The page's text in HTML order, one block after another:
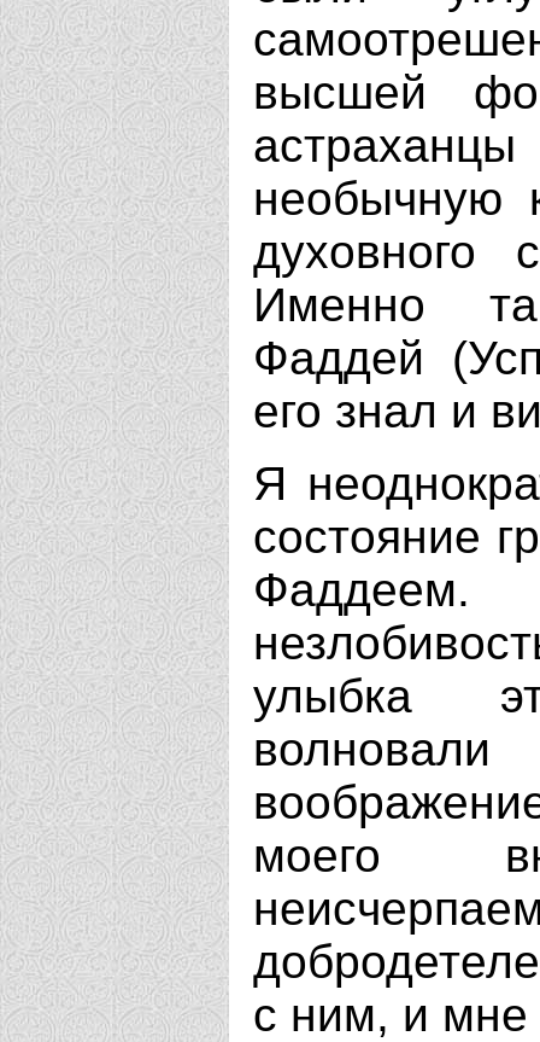
высшей
необычную
духовного
Именно
Фаддей
его знал и
Я
состояние
улыбка
моего
с ним, и мне